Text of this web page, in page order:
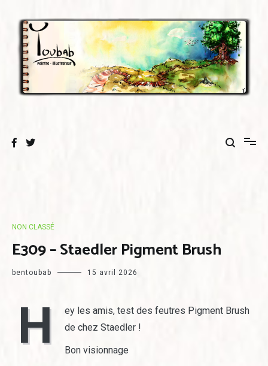
contenu
NON CLASSÉ
E309 – Staedler Pigment Brush
bentoubab 15 avril 2026
H
ey les amis, test des feutres Pigment Brush
de chez Staedler !
Bon visionnage